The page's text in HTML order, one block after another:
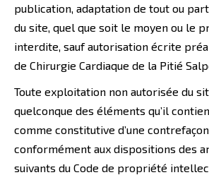
publication, adaptation de tout ou
du site, quel que soit le moyen ou le
interdite, sauf autorisation écrite
de Chirurgie Cardiaque de la Pitié
Toute exploitation non autorisée du
quelconque des éléments qu’il
comme constitutive d’une
conformément aux dispositions des
suivants du Code de propriété